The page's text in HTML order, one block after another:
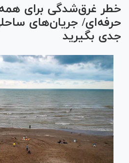
خطر غرق‌شدگی برای
حرفه‌ای/ جریان‌های
جدی بگیرید